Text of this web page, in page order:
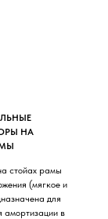
стойах рамы
(мягкое и
для
амортизации в
НА